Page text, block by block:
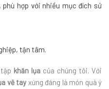
phù hợp với nhiều mục đích sử
tận tâm.
khăn lụa của chúng tôi. Với
vẽ tay xứng đáng là món quà ý